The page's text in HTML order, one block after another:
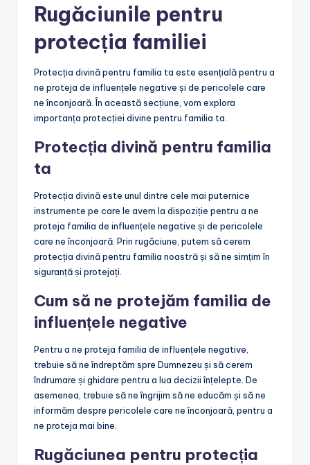
Rugăciunile pentru
protecția familiei
Protecția divină pentru familia ta este esențială pentru a
ne proteja de influențele negative și de pericolele care
ne înconjoară. În această secțiune, vom explora
importanța protecției divine pentru familia ta.
Protecția divină pentru familia
ta
Protecția divină este unul dintre cele mai puternice
instrumente pe care le avem la dispoziție pentru a ne
proteja familia de influențele negative și de pericolele
care ne înconjoară. Prin rugăciune, putem să cerem
protecția divină pentru familia noastră și să ne simțim în
siguranță și protejați.
Cum să ne protejăm familia de
influențele negative
Pentru a ne proteja familia de influențele negative,
trebuie să ne îndreptăm spre Dumnezeu și să cerem
îndrumare și ghidare pentru a lua decizii înțelepte. De
asemenea, trebuie să ne îngrijim să ne educăm și să ne
informăm despre pericolele care ne înconjoară, pentru a
ne proteja mai bine.
Rugăciunea pentru protecția